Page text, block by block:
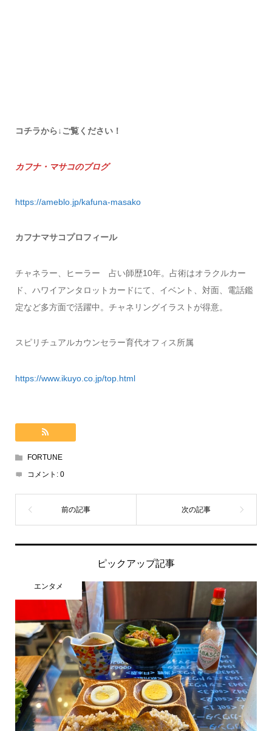
コチラから↓ご覧ください！
カフナ・マサコのブログ
https://ameblo.jp/kafuna-masako
カフナマサコプロフィール
チャネラー、ヒーラー 占い師歴10年。占術はオラクルカー
ド、ハワイアンタロットカードにて、イベント、対面、電話鑑
定など多方面で活躍中。チャネリングイラストが得意。
スピリチュアルカウンセラー育代オフィス所属
https://www.ikuyo.co.jp/top.html
FORTUNE
コメント: 0
ピックアップ記事
エンタメ